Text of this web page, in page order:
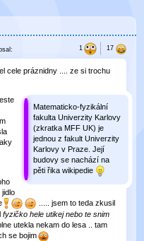
cele práznidny .... ze si trochu
Matematicko-fyzikální
fakulta Univerzity Karlovy
(zkratka MFF UK) je
jednou z fakult Univerzity
Karlovy v Praze. Její
budovy se nachází na
pěti řika wikipedie
..... jsem to teda zkusil
fyzičko hele utikej nebo te snim
utekla nekam do lesa .. tam
se bojim